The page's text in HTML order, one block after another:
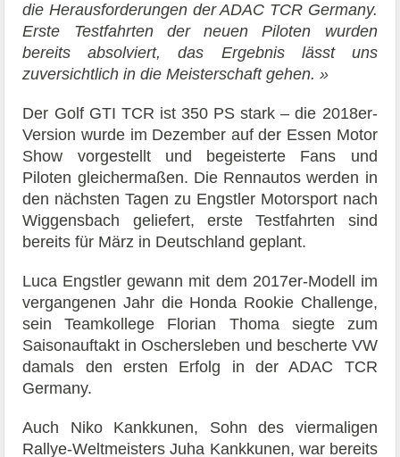
die Herausforderungen der ADAC TCR Germany.
Erste Testfahrten der neuen Piloten wurden
bereits absolviert, das Ergebnis lässt uns
zuversichtlich in die Meisterschaft gehen. »
Der Golf GTI TCR ist 350 PS stark – die 2018er-
Version wurde im Dezember auf der Essen Motor
Show vorgestellt und begeisterte Fans und
Piloten gleichermaßen. Die Rennautos werden in
den nächsten Tagen zu Engstler Motorsport nach
Wiggensbach geliefert, erste Testfahrten sind
bereits für März in Deutschland geplant.
Luca Engstler gewann mit dem 2017er-Modell im
vergangenen Jahr die Honda Rookie Challenge,
sein Teamkollege Florian Thoma siegte zum
Saisonauftakt in Oschersleben und bescherte VW
damals den ersten Erfolg in der ADAC TCR
Germany.
Auch Niko Kankkunen, Sohn des viermaligen
Rallye-Weltmeisters Juha Kankkunen, war bereits